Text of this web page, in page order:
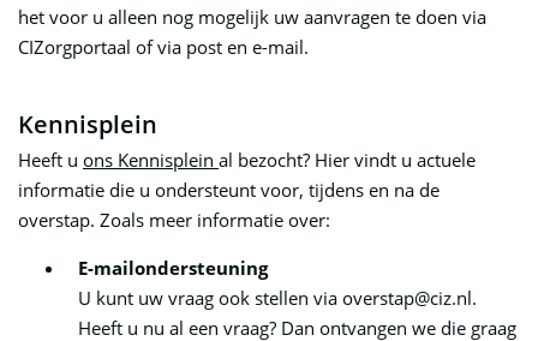
het voor u alleen nog mogelijk uw aanvragen te doen via
CIZorgportaal of via post en e-mail.
Kennisplein
Heeft u ons Kennisplein al bezocht? Hier vindt u actuele
informatie die u ondersteunt voor, tijdens en na de
overstap. Zoals meer informatie over:
E-mailondersteuning
U kunt uw vraag ook stellen via overstap@ciz.nl.
Heeft u nu al een vraag? Dan ontvangen we die graag